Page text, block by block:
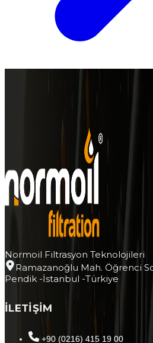
Normoil Filtrasyon Teknolojileri
Ramazanoğlu Mah. Öğrenci
Pendik -İstanbul -Türkiye
İLETİŞİM
+90 (0216) 415 19 00